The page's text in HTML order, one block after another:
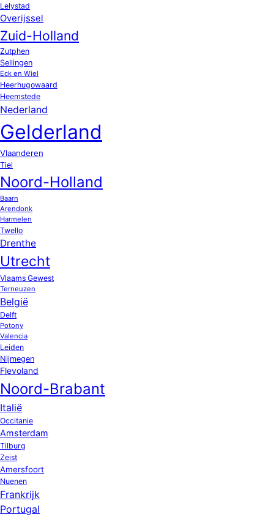
Lelystad
Overijssel
Zuid-Holland
Zutphen
Sellingen
Eck en Wiel
Heerhugowaard
Heemstede
Nederland
Gelderland
Vlaanderen
Tiel
Noord-Holland
Baarn
Arendonk
Harmelen
Twello
Drenthe
Utrecht
Vlaams Gewest
Terneuzen
België
Delft
Potony
Valencia
Leiden
Nijmegen
Flevoland
Noord-Brabant
Italië
Occitanie
Amsterdam
Tilburg
Zeist
Amersfoort
Nuenen
Frankrijk
Portugal